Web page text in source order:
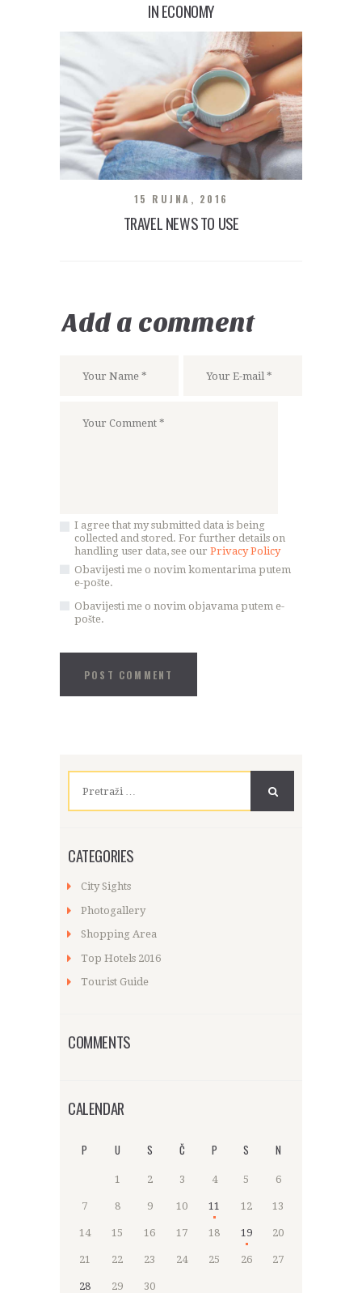
IN ECONOMY
15 RUJNA, 2016
TRAVEL NEWS TO USE
Add a comment
I agree that my submitted data is being
collected and stored. For further details on
handling user data, see ourPrivacy Policy
Obavijesti me o novim komentarima putem
e-pošte.
Obavijesti me o novim objavama putem e-
pošte.
CATEGORIES
City Sights
Photogallery
Shopping Area
Top Hotels 2016
Tourist Guide
COMMENTS
CALENDAR
P U S Č P S N
1 2 3 4 5 6
7 8 9 10 11 12 13
14 15 16 17 18 19 20
21 22 23 24 25 26 27
28 29 30